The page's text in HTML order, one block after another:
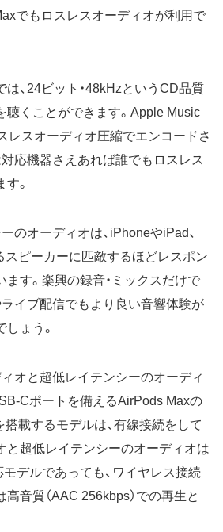
でもロスレスオーディオが利用で
、24ビット・48kHzというCD品質
聴くことができます。Apple Music
レスオーディオ圧縮でエンコードさ
応機器さえあれば誰でもロスレス
。
のオーディオは、iPhoneやiPad、
スピーカーに匹敵するほどレスポン
す。楽興の録音・ミックスだけで
ライブ配信でもより良い音響体験が
ょう。
オと超低レイテンシーのオーディ
Cポートを備えるAirPods Maxの
載するモデルは、有線接続をして
と超低レイテンシーのオーディオは
デルであっても、ワイヤレス接続
音質（AAC 256kbps）での再生と